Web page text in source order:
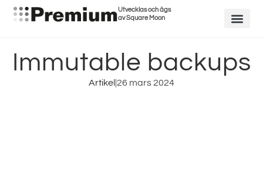
Utvecklas och ägs
av Square Moon
Immutable backups
Artikel 26 mars 2024